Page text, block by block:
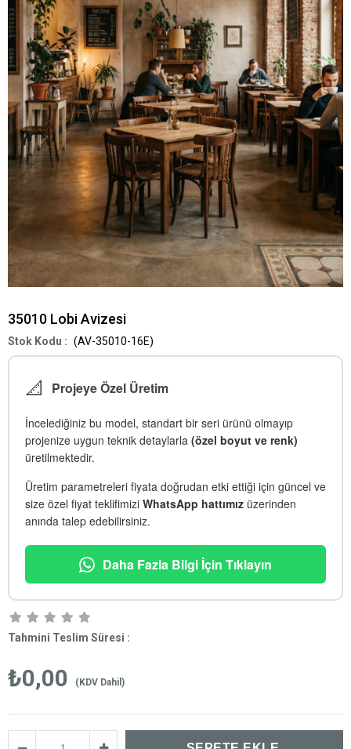
35010 Lobi Avizesi
(AV-35010-16E)
📐 Projeye Özel Üretim
İncelediğiniz bu model, standart bir seri ürünü olmayıp
projenize uygun teknik detaylarla (özel boyut ve renk)
üretilmektedir.
Üretim parametreleri fiyata doğrudan etki ettiği için güncel ve
size özel fiyat teklifimizi WhatsApp hattımız üzerinden
anında talep edebilirsiniz.
Daha Fazla Bilgi İçin Tıklayın
Tahmini Teslim Süresi :
₺0,00 (KDV Dahil)